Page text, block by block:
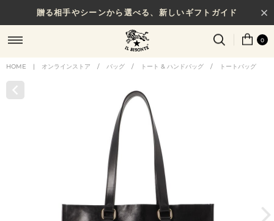
贈る相手やシーンから選べる、新しいギフトガイド
0
HOME | オンラインストア / バッグ / トート & ハンドバッグ / トートバッグ